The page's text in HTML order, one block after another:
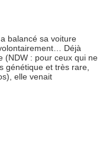
balancé sa voiture
Déjà
(NDW : pour ceux qui ne
génétique et très rare,
elle venait